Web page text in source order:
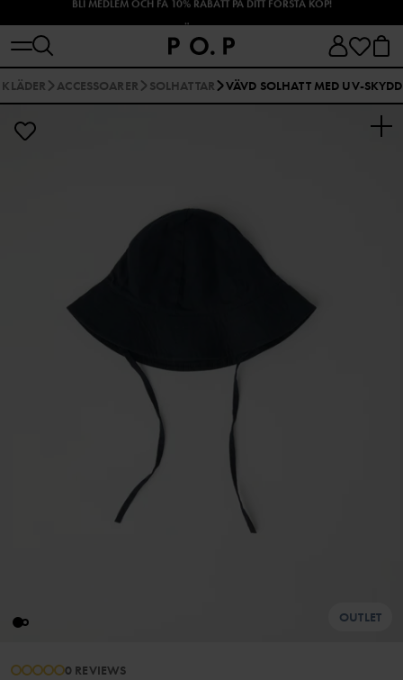
ACCESSOARER SOLHATTAR VÄVD SOLHATT MED UV-SKYDD
OUTLET
0 REVIEWS